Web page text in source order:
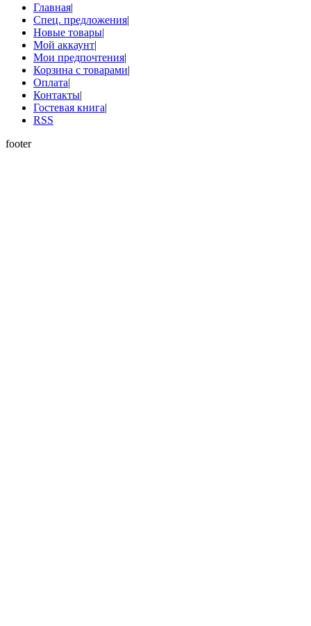
Главная|
Спец. предложения|
Новые товары|
Мой аккаунт|
Мои предпочтения|
Корзина с товарами|
Оплата|
Контакты|
Гостевая книга|
RSS
footer